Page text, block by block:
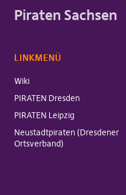
Piraten Sachsen
LINKMENÜ
Wiki
PIRATEN Dresden
PIRATEN Leipzig
Neustadtpiraten (Dresdener
Ortsverband)